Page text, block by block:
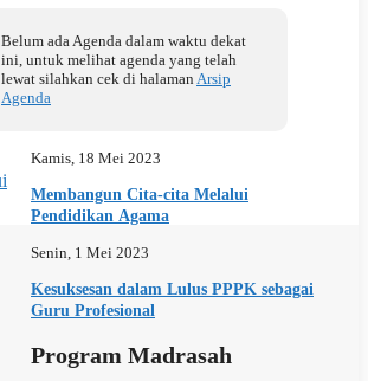
Belum ada Agenda dalam waktu dekat
ini, untuk melihat agenda yang telah
lewat silahkan cek di halaman Arsip
Agenda
Kamis, 18 Mei 2023
Membangun Cita-cita Melalui
Pendidikan Agama
Senin, 1 Mei 2023
Kesuksesan dalam Lulus PPPK sebagai
Guru Profesional
Program Madrasah